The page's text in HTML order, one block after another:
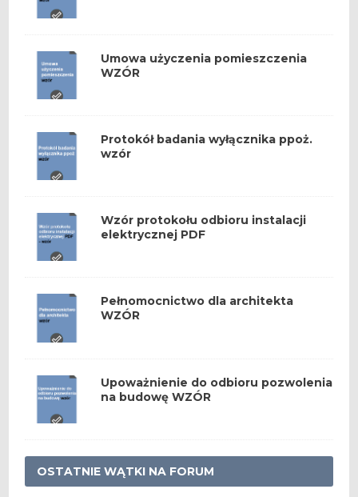
Umowa użyczenia pomieszczenia
WZÓR
Protokół badania wyłącznika ppoż.
wzór
Wzór protokołu odbioru instalacji
elektrycznej PDF
Pełnomocnictwo dla architekta
WZÓR
Upoważnienie do odbioru pozwolenia
na budowę WZÓR
OSTATNIE WĄTKI NA FORUM